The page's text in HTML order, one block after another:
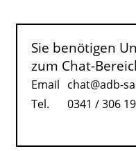
Sie benötigen
zum Chat-
Email chat@adb-
Tel.
0341 / 306